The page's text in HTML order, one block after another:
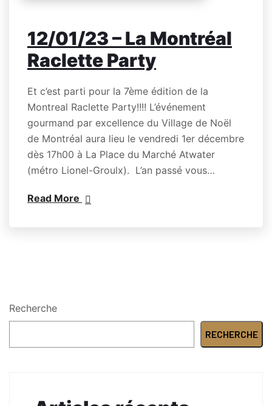
12/01/23 – La Montréal
Raclette Party
Et c’est parti pour la 7ème édition de la
Montreal Raclette Party!!!! L’événement
gourmand par excellence du Village de Noël
de Montréal aura lieu le vendredi 1er décembre
dès 17h00 à La Place du Marché Atwater
(métro Lionel-Groulx). L’an passé vous…
Read More
Recherche
RECHERCHE